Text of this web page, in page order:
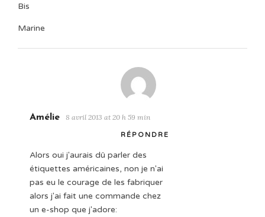
Bis
Marine
Amélie 8 avril 2013 at 20 h 59 min
RÉPONDRE
Alors oui j'aurais dû parler des
étiquettes américaines, non je n'ai
pas eu le courage de les fabriquer
alors j'ai fait une commande chez
un e-shop que j'adore: